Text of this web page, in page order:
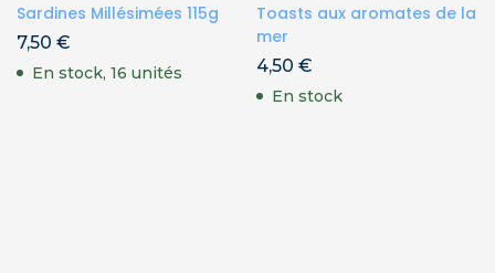
Sardines Millésimées 115g
7,50 €
En stock, 16 unités
Toasts aux aromates de la
mer
4,50 €
En stock